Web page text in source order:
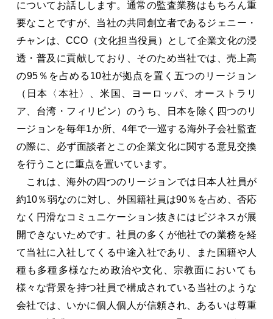
についてお話しします。通常の監査業務はもちろん重
要なことですが、当社の共同創立者であるジェニー・
チャンは、CCO（文化担当役員）として企業文化の浸
透・普及に貢献しており、そのため当社では、売上高
の95％を占める10社が拠点を置く五つのリージョン
（日本〈本社〉、米国、ヨーロッパ、オーストラリ
ア、台湾・フィリピン）のうち、日本を除く四つのリ
ージョンを毎年1か所、4年で一巡する海外子会社監査
の際に、必ず面談者とこの企業文化に関する意見交換
を行うことに重点を置いています。
これは、海外の四つのリージョンでは日本人社員が
約10％弱なのに対し、外国籍社員は90％を占め、否応
なく円滑なコミュニケーション抜きにはビジネスが展
開できないためです。社員の多くが他社での業務を経
て当社に入社してくる中途入社であり、また国籍や人
種も多種多様なため政治や文化、宗教面においても
様々な背景を持つ社員で構成されている当社のような
会社では、いかに個人個人が信頼され、あるいは尊重